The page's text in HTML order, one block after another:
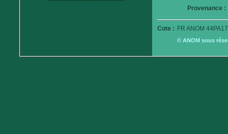
Provenance :
Cote : FR ANOM
© ANOM sous